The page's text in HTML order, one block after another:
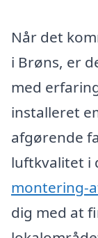
Når det
i Brøns, er
med
installeret
afgørende
luftkvalitet i
montering-
dig med at